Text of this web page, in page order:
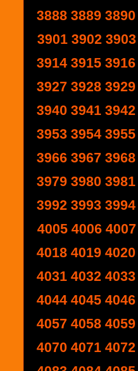
3888 3889 3890
3901 3902 3903
3914 3915 3916
3927 3928 3929
3940 3941 3942
3953 3954 3955
3966 3967 3968
3979 3980 3981
3992 3993 3994
4005 4006 4007
4018 4019 4020
4031 4032 4033
4044 4045 4046
4057 4058 4059
4070 4071 4072